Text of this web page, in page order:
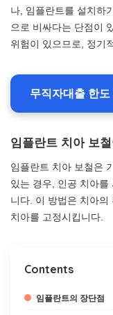
나, 임플란트를 설치하
으로 비싸다는 단점이
위험이 있으므로, 정기
무직자대출 한
임플란트 치아 보
임플란트 치아 보철은
있는 경우, 인공 치아를
니다. 이 방법은 치아의
치아를 고정시킵니다.
Contents
임플란트의 장단점